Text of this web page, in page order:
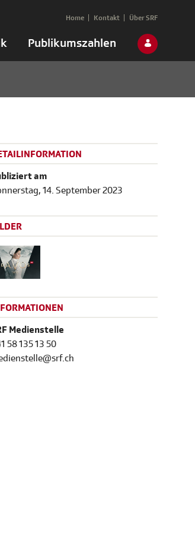
Publikumszahlen
Home Kontakt Über SRF
am
14. September 2023
Medienstelle
58 135 13 50